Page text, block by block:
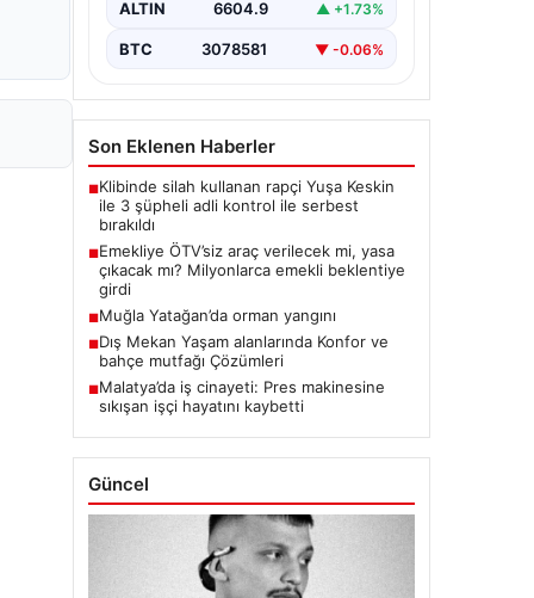
ALTIN 6604.9 ▲ +1.73%
BTC 3078581 ▼ -0.06%
Son Eklenen Haberler
■Klibinde silah kullanan rapçi Yuşa Keskin
ile 3 şüpheli adli kontrol ile serbest
bırakıldı
■Emekliye ÖTV’siz araç verilecek mi, yasa
çıkacak mı? Milyonlarca emekli beklentiye
girdi
■Muğla Yatağan’da orman yangını
■Dış Mekan Yaşam alanlarında Konfor ve
bahçe mutfağı Çözümleri
■Malatya’da iş cinayeti: Pres makinesine
sıkışan işçi hayatını kaybetti
Güncel